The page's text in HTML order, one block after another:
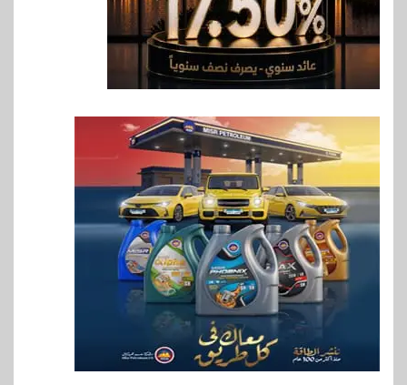
فيكسد مصر و”حلول” تتشاركان
في تطوير أول منصة للسياحة
الصحية في مصر والشرق الأوسط
وأفريقيا Tour4Cure
8
سوق وصلة
هواوي: هاتف nova 15
Max بطارية ضخمة وتصميم متين
جهازًا مثاليًا للشباب
9 اقتصاد
إي اف چي فاينانس تستعرض
خطط نمو «بلد» لتعزيز حضورها
في سوق تحويلات المصريين
بالخارج